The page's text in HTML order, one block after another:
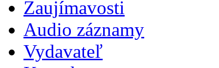
Zaujímavosti
Audio záznamy
Vydavateľ